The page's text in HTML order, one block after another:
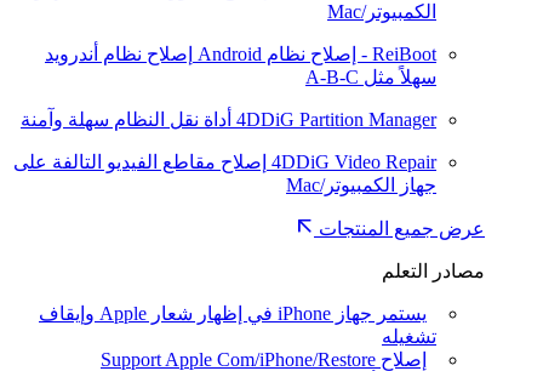
الكمبيوتر/Mac
ReiBoot - إصلاح نظام Android
إصلاح نظام أندرويد
سهلاً مثل A-B-C
4DDiG Partition Manager أداة نقل النظام سهلة وآمنة
4DDiG Video Repair إصلاح مقاطع الفيديو التالفة على
جهاز الكمبيوتر/Mac
عرض جميع المنتجات
مصادر التعلم
يستمر جهاز iPhone في إظهار شعار Apple وإيقاف
تشغيله
إصلاح Support Apple Com/iPhone/Restore